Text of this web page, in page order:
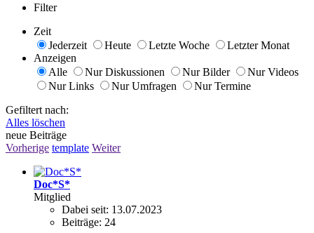
Filter
Zeit
Jederzeit
Heute Letzte Woche
Letzter Monat
Anzeigen
Alle
Nur Diskussionen Nur Bilder
Nur Videos
Nur Links
Nur Umfragen
Nur Termine
Gefiltert nach:
Alles löschen
neue Beiträge
Vorherige template Weiter
Doc*S*
Mitglied
Dabei seit: 13.07.2023
Beiträge: 24